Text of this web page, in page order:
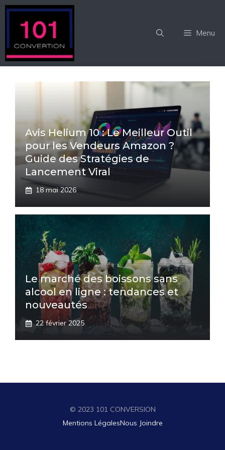
Aller
Menu
Avis Helium 10 : Le Meilleur Outil
pour les Vendeurs Amazon ?
Guide des Stratégies de
Lancement Viral
18 mai 2026
Le marché des boissons sans
alcool en ligne : tendances et
nouveautés
22 février 2025
© 2023 101 CONVERSION
Mentions LégalesNous Joindre